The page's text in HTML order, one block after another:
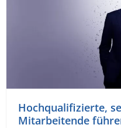
Hochqualifizierte,
Mitarbeitende